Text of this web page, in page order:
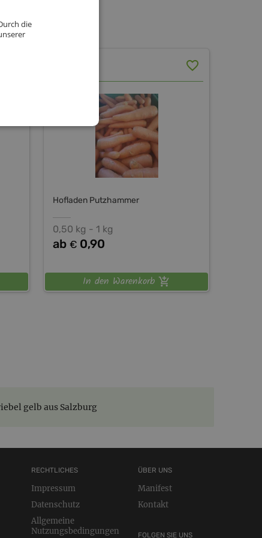
Hofladen Putzhammer
0,50 kg - 1 kg
ab € 0,90
In den Warenkorb
gelb aus Salzburg
RECHTLICHES
Impressum
Datenschutz
Allgemeine
Nutzungsbedingungen
ÜBER UNS
Manifest
Kontakt
FOLGEN SIE UNS
die